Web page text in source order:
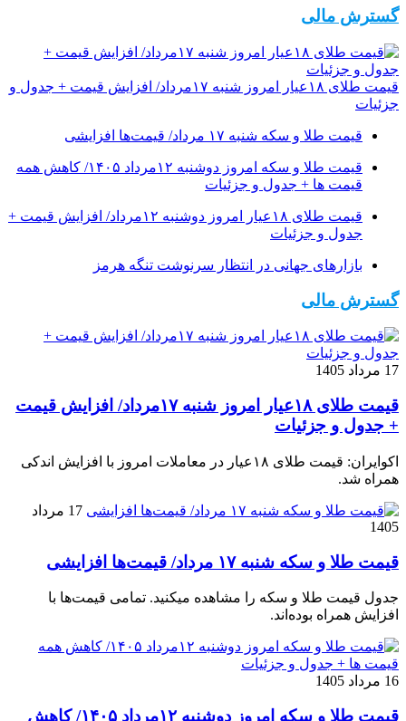
گسترش مالی
قیمت طلای ۱۸عیار امروز شنبه ۱۷مرداد/ افزایش قیمت + جدول و
جزئیات
قیمت طلا و سکه شنبه ۱۷ مرداد/ قیمت‌ها افزایشی
قیمت طلا و سکه امروز دوشنبه ۱۲مرداد ۱۴۰۵/ کاهش همه
قیمت ها + جدول و جزئیات
قیمت طلای ۱۸عیار امروز دوشنبه ۱۲مرداد/ افزایش قیمت +
جدول و جزئیات
بازارهای جهانی در انتظار سرنوشت تنگه هرمز
گسترش مالی
17 مرداد 1405
قیمت طلای ۱۸عیار امروز شنبه ۱۷مرداد/ افزایش قیمت
+ جدول و جزئیات
اکوایران: قیمت طلای ۱۸عیار در معاملات امروز با افزایش اندکی
همراه شد.
17 مرداد
1405
قیمت طلا و سکه شنبه ۱۷ مرداد/ قیمت‌ها افزایشی
جدول قیمت طلا و سکه را مشاهده میکنید. تمامی قیمت‌ها با
افزایش همراه بوده‌اند.
16 مرداد 1405
قیمت طلا و سکه امروز دوشنبه ۱۲مرداد ۱۴۰۵/ کاهش